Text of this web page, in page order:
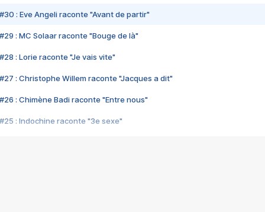
#30 : Eve Angeli raconte "Avant de partir"
#29 : MC Solaar raconte "Bouge de là"
#28 : Lorie raconte "Je vais vite"
#27 : Christophe Willem raconte "Jacques a dit"
#26 : Chimène Badi raconte "Entre nous"
#25 : Indochine raconte "3e sexe"